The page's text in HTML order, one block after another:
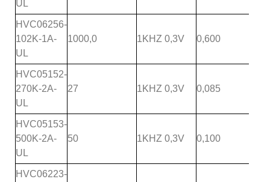
UL
HVC06256-
102K-1A-
UL
1000,0 1KHZ 0,3V 0,600
HVC05152-
270K-2A-
UL
27 1KHZ 0,3V 0,085
HVC05153-
500K-2A-
UL
50 1KHZ 0,3V 0,100
HVC06223-